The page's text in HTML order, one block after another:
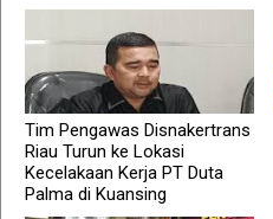
Tim Pengawas Disnakertrans
Riau Turun ke Lokasi
Kecelakaan Kerja PT Duta
Palma di Kuansing